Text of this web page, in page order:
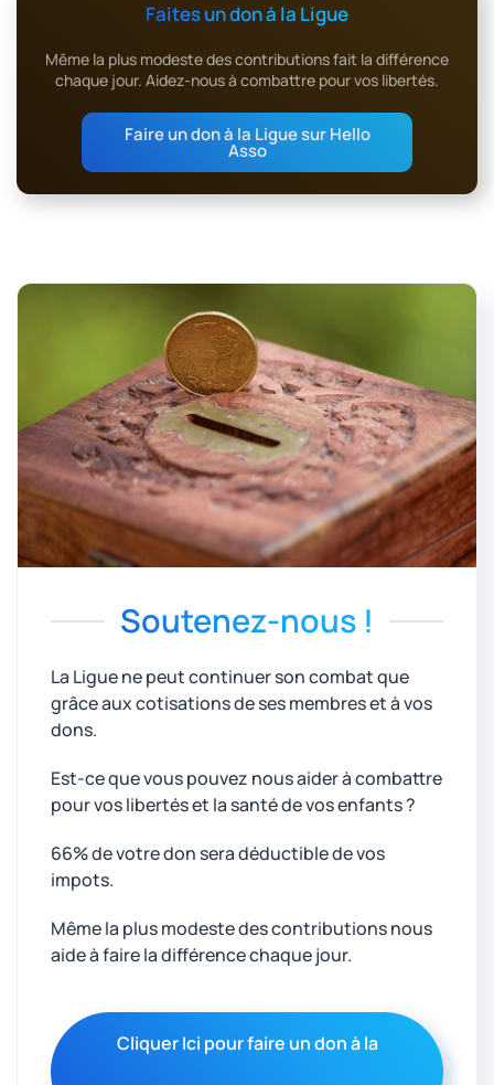
Faites un don à la Ligue
Même la plus modeste des contributions fait la différence
chaque jour. Aidez-nous à combattre pour vos libertés.
Faire un don à la Ligue sur Hello
Asso
Soutenez-nous !
La Ligue ne peut continuer son combat que
grâce aux cotisations de ses membres et à vos
dons.
Est-ce que vous pouvez nous aider à combattre
pour vos libertés et la santé de vos enfants ?
66% de votre don sera déductible de vos
impots.
Même la plus modeste des contributions nous
aide à faire la différence chaque jour.
Cliquer Ici pour faire un don à la